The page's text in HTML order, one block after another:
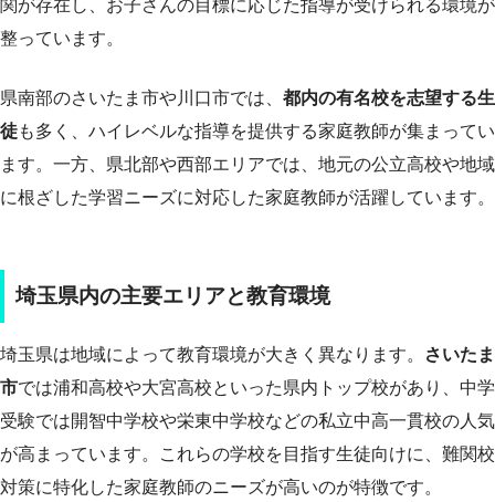
関が存在し、お子さんの目標に応じた指導が受けられる環境が
整っています。
県南部のさいたま市や川口市では、 都内の有名校を志望する生
徒も多く、ハイレベルな指導を提供する家庭教師が集まってい
ます。一方、県北部や西部エリアでは、地元の公立高校や地域
に根ざした学習ニーズに対応した家庭教師が活躍しています。
埼玉県内の主要エリアと教育環境
埼玉県は地域によって教育環境が大きく異なります。
さいたま
市では浦和高校や大宮高校といった県内トップ校があり、中学
受験では開智中学校や栄東中学校などの私立中高一貫校の人気
が高まっています。これらの学校を目指す生徒向けに、難関校
対策に特化した家庭教師のニーズが高いのが特徴です。